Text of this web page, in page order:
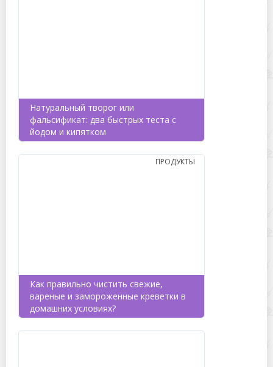
Натуральный творог или
фальсификат: два быстрых теста с
йодом и кипятком
Как правильно чистить свежие,
вареные и замороженные креветки в
домашних условиях?
ПРОДУКТЫ